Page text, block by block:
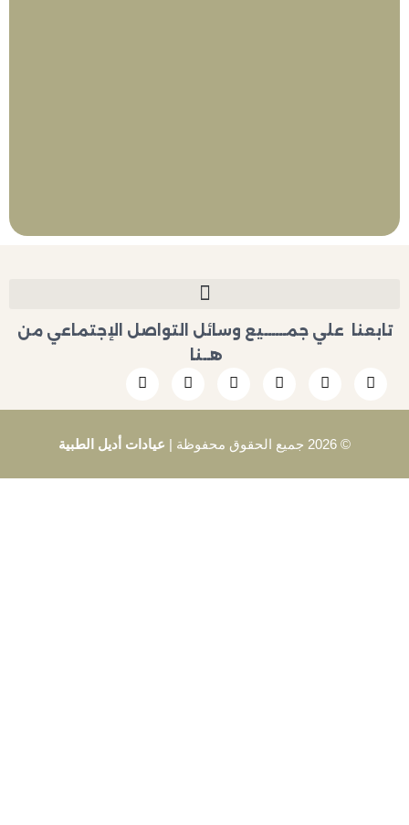
جمــــــيع وسائل التواصل الإجتماعي من
عيادات أديل الطبية